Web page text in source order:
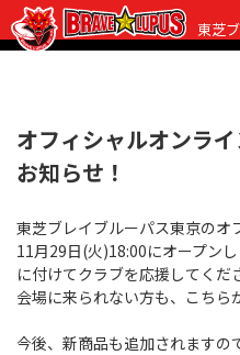
東芝
チケット グッズ
観戦ガイド
初めての観戦
ラグビーって何？
試合日程・結果
選手・スタッフ
選手
クラブ情報
オフィシャルオンラ
お知らせ！
東芝ブレイブルーパス東京のオ
11月29日(火)18:00にオープン
に付けてクラブを応援してくだ
会場に来られない方も、こちら
今後、新商品も追加されますの